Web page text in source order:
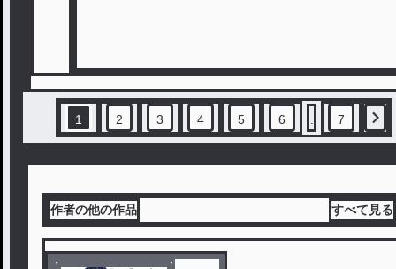
1 2 3 4 5 6
.
.
7
作者の他の作品 すべて見る